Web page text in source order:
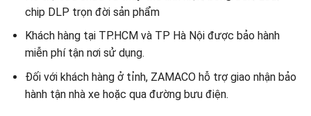
chip DLP trọn đời sản phẩm
Khách hàng tại TP.HCM và TP Hà Nội được bảo hành
miễn phí tận nơi sử dụng.
Đối với khách hàng ở tỉnh, ZAMACO hỗ trợ giao nhận bảo
hành tận nhà xe hoặc qua đường bưu điện.